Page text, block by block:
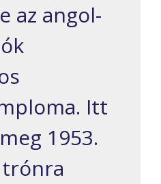
az angol-
Itt
1953.